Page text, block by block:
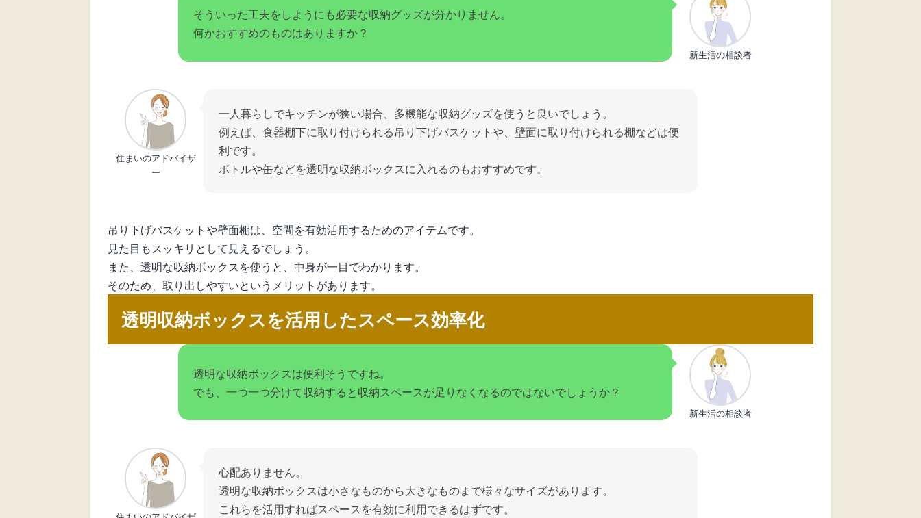
そういった工夫をしようにも必要な収納グッズが分かりません。
何かおすすめのものはありますか？
新生活の相談者
住まいのアドバイザ
ー
一人暮らしでキッチンが狭い場合、多機能な収納グッズを使うと良いでしょう。
例えば、食器棚下に取り付けられる吊り下げバスケットや、壁面に取り付けられる棚などは便
利です。
ボトルや缶などを透明な収納ボックスに入れるのもおすすめです。
吊り下げバスケットや壁面棚は、空間を有効活用するためのアイテムです。
見た目もスッキリとして見えるでしょう。
また、透明な収納ボックスを使うと、中身が一目でわかります。
そのため、取り出しやすいというメリットがあります。
透明収納ボックスを活用したスペース効率化
透明な収納ボックスは便利そうですね。
でも、一つ一つ分けて収納すると収納スペースが足りなくなるのではないでしょうか？
新生活の相談者
心配ありません。
透明な収納ボックスは小さなものから大きなものまで様々なサイズがあります。
これらを活用すればスペースを有効に利用できるはずです。